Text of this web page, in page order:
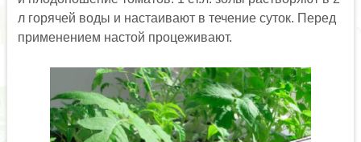
л горячей воды и настаивают в течение суток. Перед
применением настой процеживают.